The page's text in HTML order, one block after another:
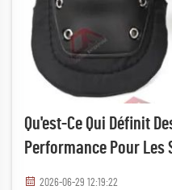
Qu'est-Ce Qui Définit
Performance Pour Les
2026-06-29 12:19:22